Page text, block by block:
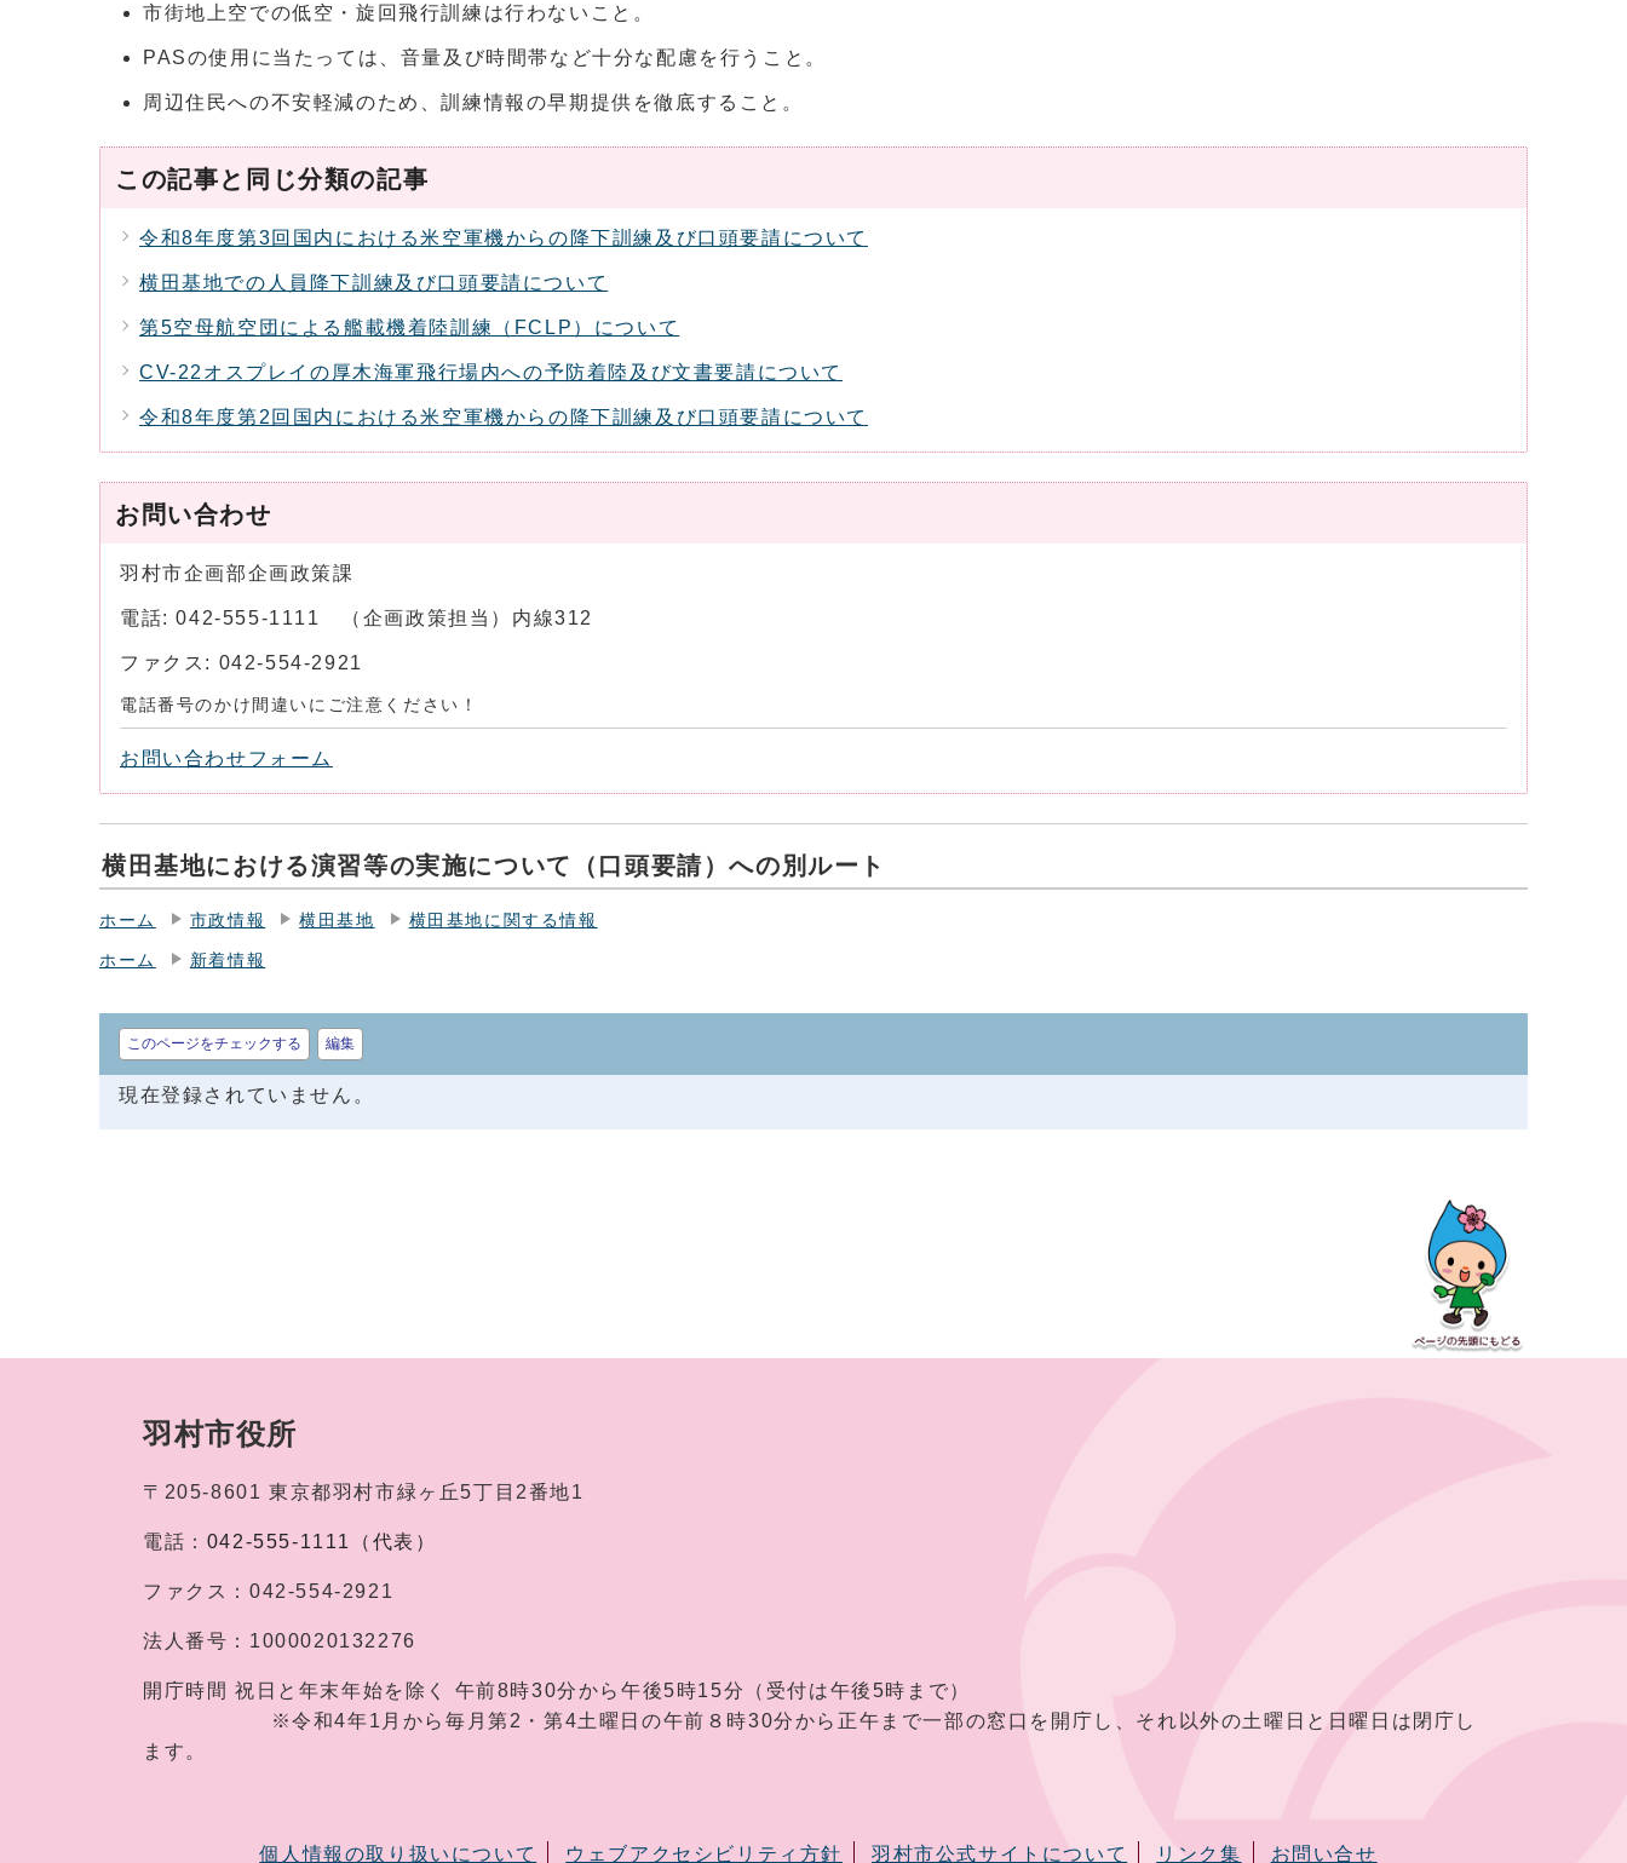
市街地上空での低空・旋回飛行訓練は行わないこと。
PASの使用に当たっては、音量及び時間帯など十分な配慮を行うこと。
周辺住民への不安軽減のため、訓練情報の早期提供を徹底すること。
この記事と同じ分類の記事
令和8年度第3回国内における米空軍機からの降下訓練及び口頭要請について
横田基地での人員降下訓練及び口頭要請について
第5空母航空団による艦載機着陸訓練（FCLP）について
CV-22オスプレイの厚木海軍飛行場内への予防着陸及び文書要請について
令和8年度第2回国内における米空軍機からの降下訓練及び口頭要請について
お問い合わせ
羽村市企画部企画政策課
電話: 042-555-1111 （企画政策担当）内線312
ファクス: 042-554-2921
電話番号のかけ間違いにご注意ください！
お問い合わせフォーム
横田基地における演習等の実施について（口頭要請）への別ルート
ホーム 市政情報 横田基地 横田基地に関する情報
ホーム 新着情報
このページをチェックする 編集
現在登録されていません。
羽村市役所
〒205-8601 東京都羽村市緑ヶ丘5丁目2番地1
電話： 042-555-1111（代表）
ファクス： 042-554-2921
法人番号： 1000020132276
開庁時間 祝日と年末年始を除く 午前8時30分から午後5時15分（受付は午後5時まで）
※令和4年1月から毎月第2・第4土曜日の午前８時30分から正午まで一部の窓口を開庁し、それ以外の土曜日と日曜日は閉庁し
ます。
個人情報の取り扱いについて ウェブアクセシビリティ方針 羽村市公式サイトについて リンク集 お問い合せ